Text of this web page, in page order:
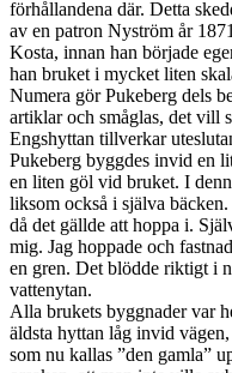
förhållandena där. Detta
av en patron Nyström år
Kosta, innan han började
han bruket i mycket liten
Numera gör Pukeberg dels
artiklar och småglas, det vill
Engshyttan tillverkar
Pukeberg byggdes invid en
en liten göl vid bruket. I
liksom också i själva
då det gällde att hoppa i.
mig. Jag hoppade och
en gren. Det blödde riktigt i
vattenytan.
Alla brukets byggnader var
äldsta hyttan låg invid
som nu kallas ”den gamla”